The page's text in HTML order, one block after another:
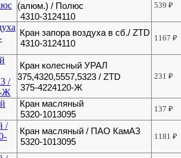
(алюм.) / Полюс
4310-3124110
539₽
Кран запора воздуха в сб./ ZTD
4310-3124110
1167₽
Кран колесный УРАЛ
375,4320,5557,5323 / ZTD
375-4224120-Ж
231₽
Кран масляный
5320-1013095
137₽
Кран масляный / ПАО КамАЗ
5320-1013095
1181₽